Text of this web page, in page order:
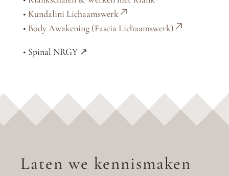
• Kundalini Lichaamswerk
• Body Awakening (Fascia Lichaamswerk)
• Spinal NRGY ↗
Laten we kennismaken